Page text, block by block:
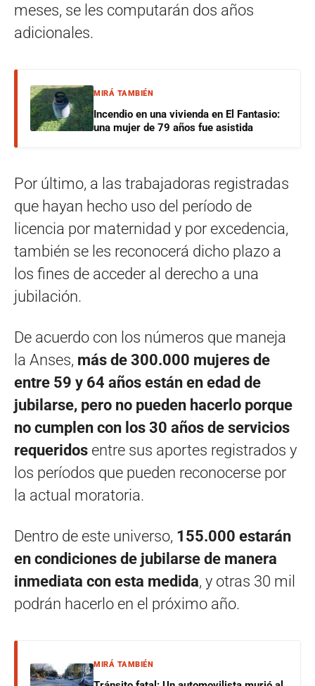
meses, se les computarán dos años
adicionales.
MIRÁ TAMBIÉN
Incendio en una vivienda en El Fantasio:
una mujer de 79 años fue asistida
Por último, a las trabajadoras registradas
que hayan hecho uso del período de
licencia por maternidad y por excedencia,
también se les reconocerá dicho plazo a
los fines de acceder al derecho a una
jubilación.
De acuerdo con los números que maneja
la Anses, más de 300.000 mujeres de
entre 59 y 64 años están en edad de
jubilarse, pero no pueden hacerlo porque
no cumplen con los 30 años de servicios
requeridos entre sus aportes registrados y
los períodos que pueden reconocerse por
la actual moratoria.
Dentro de este universo, 155.000 estarán
en condiciones de jubilarse de manera
inmediata con esta medida, y otras 30 mil
podrán hacerlo en el próximo año.
MIRÁ TAMBIÉN